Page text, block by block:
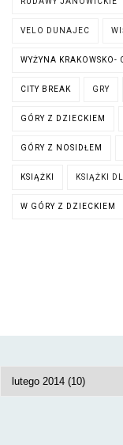
VELO DUNAJEC
WYŻYNA KRAKOWSKO-
CITY BREAK GRY
GÓRY Z DZIECKIEM
GÓRY Z NOSIDŁEM
KSIĄŻKI KSIĄŻKI
W GÓRY Z DZIECKIEM